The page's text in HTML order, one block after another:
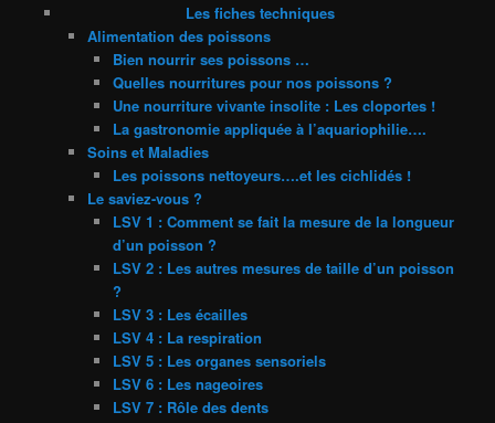
Les fiches techniques
Alimentation des poissons
Bien nourrir ses poissons …
Quelles nourritures pour nos poissons ?
Une nourriture vivante insolite : Les cloportes !
La gastronomie appliquée à l’aquariophilie….
Soins et Maladies
Les poissons nettoyeurs….et les cichlidés !
Le saviez-vous ?
LSV 1 : Comment se fait la mesure de la longueur
d’un poisson ?
LSV 2 : Les autres mesures de taille d’un poisson
?
LSV 3 : Les écailles
LSV 4 : La respiration
LSV 5 : Les organes sensoriels
LSV 6 : Les nageoires
LSV 7 : Rôle des dents